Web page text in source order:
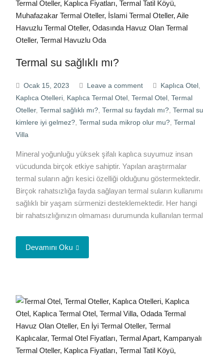
Termal su sağlıklı mı?
Ocak 15, 2023 Leave a comment Kaplıca Otel,
Kaplıca Otelleri, Kaplıca Termal Otel, Termal Otel, Termal
Oteller, Termal sağlıklı mı?, Termal su faydalı mı?, Termal su
kimlere iyi gelmez?, Termal suda mikrop olur mu?, Termal
Villa
Mineral yoğunluğu yüksek şifalı kaplıca suyumuz insan
vücudunda birçok etkiye sahiptir. Yapılan araştırmalar
termal suların ağrı kesici özelliği olduğunu göstermektedir.
Birçok rahatsızlığa fayda sağlayan termal suların kullanımı
sağlıklı bir yaşam sürmenizi desteklemektedir. Her hangi
bir rahatsızlığınızın olmaması durumunda kullanılan termal
Devamını Oku